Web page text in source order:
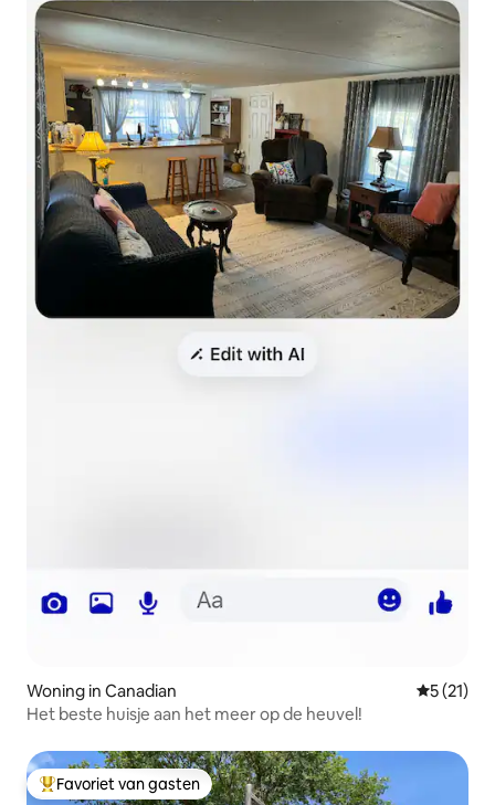
Woning in Canadian
5 (21)
Het beste huisje aan het meer op de heuvel!
Topfavoriet van gasten
Favoriet van gasten